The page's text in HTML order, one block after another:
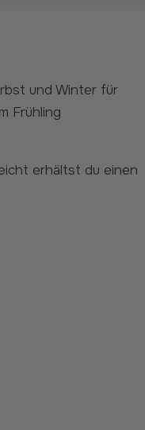
Frühling